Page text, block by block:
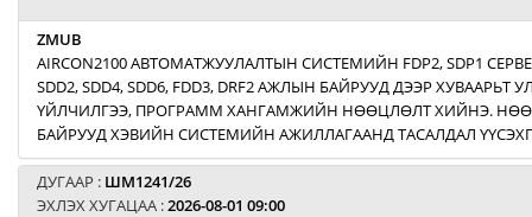
ZMUB
AIRCON2100 АВТОМАТЖУУЛАЛТЫН СИСТЕМИЙН FDP2, SDP1
SDD2, SDD4, SDD6, FDD3, DRF2 АЖЛЫН БАЙРУУД ДЭЭР
ҮЙЛЧИЛГЭЭ, ПРОГРАММ ХАНГАМЖИЙН НӨӨЦЛӨЛТ ХИЙНЭ.
БАЙРУУД ХЭВИЙН СИСТЕМИЙН АЖИЛЛАГААНД ТАСАЛДАЛ
ДУГААР : ШМ1241/26
ЭХЛЭХ ХУГАЦАА :2026-08-01 09:00